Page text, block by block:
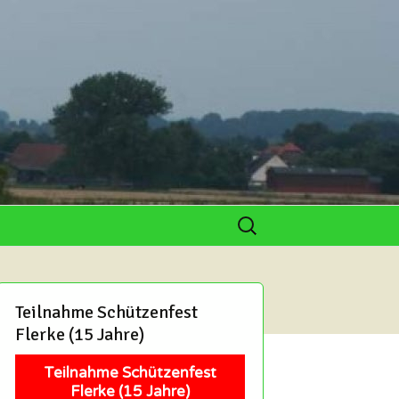
Suchen
nach:
Teilnahme Schützenfest
Flerke (15 Jahre)
Teilnahme Schützenfest
Flerke (15 Jahre)